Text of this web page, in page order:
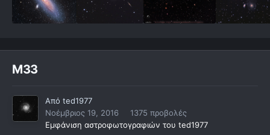
M33
Από ted1977
Νοέμβριος 19, 2016
1375 προβολές
Εμφάνιση αστροφωτογραφιών του ted1977